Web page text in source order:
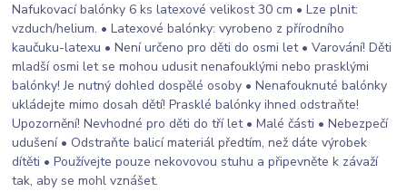
Nafukovací balónky 6 ks latexové velikost 30 cm • Lze plnit:
vzduch/helium. • Latexové balónky: vyrobeno z přírodního
kaučuku-latexu • Není určeno pro děti do osmi let • Varování! Děti
mladší osmi let se mohou udusit nenafouklými nebo prasklými
balónky! Je nutný dohled dospělé osoby • Nenafouknuté balónky
ukládejte mimo dosah dětí! Prasklé balónky ihned odstraňte!
Upozornění! Nevhodné pro děti do tří let • Malé části • Nebezpečí
udušení • Odstraňte balicí materiál předtím, než dáte výrobek
dítěti • Používejte pouze nekovovou stuhu a připevněte k závaží
tak, aby se mohl vznášet.